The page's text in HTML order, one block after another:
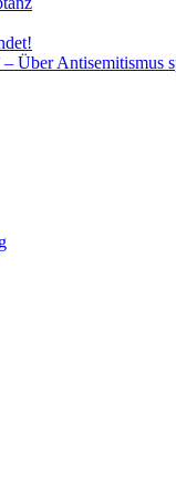
Über Antisemitismus